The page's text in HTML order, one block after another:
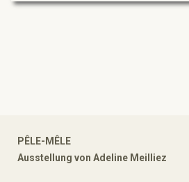
PÊLE-MÊLE
Ausstellung von Adeline Meilliez